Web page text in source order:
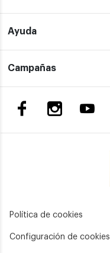
Ayuda
Campañas
Política de cookies
Configuración de cookies